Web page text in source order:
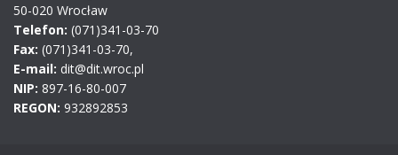
50-020 Wrocław
Telefon: (071)341-03-70
Fax: (071)341-03-70,
E-mail: dit@dit.wroc.pl
NIP: 897-16-80-007
REGON: 932892853